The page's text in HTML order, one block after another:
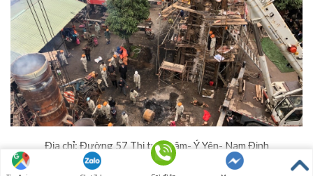
Địa chỉ: Đường 57 Thị trấn Lâm- Ý Yên- Nam Định
Hotline: 097.8496.676